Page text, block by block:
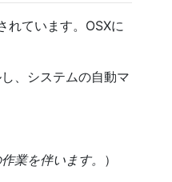
れています。OSXに
、システムの自動マ
業を伴います。
）